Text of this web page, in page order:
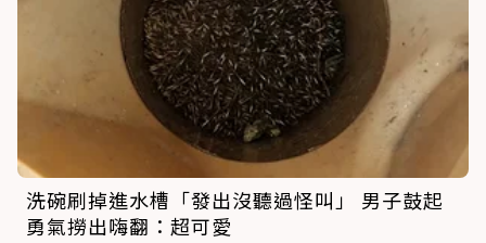
洗碗刷掉進水槽「發出沒聽過怪叫」 男子鼓起
勇氣撈出嗨翻：超可愛